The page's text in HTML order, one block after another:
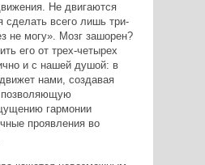
Не двигаются
сделать всего лишь три-
не могу». Мозг зашорен?
его от трех-четырех
и с нашей душой: в
нами, создавая
позволяющую
гармонии
проявления во